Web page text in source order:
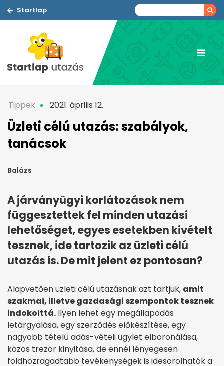
Startlap
Tippek 2021. április 12.
Üzleti célú utazás: szabályok,
tanácsok
Balázs
A járványügyi korlátozások nem
függesztettek fel minden utazási
lehetőséget, egyes esetekben kivételt
tesznek, ide tartozik az üzleti célú
utazás is. De mit jelent ez pontosan?
Alapvetően üzleti célú utazásnak azt tartjuk, amit
szakmai, illetve gazdasági szempontok tesznek
indokolttá. Ilyen lehet egy megállapodás
letárgyalása, egy szerződés előkészítése, egy
nagyobb tételű adás-vételi ügylet elboronálása,
közös trezor kinyitása, de ennél lényegesen
földhözragadtabb tevékenységek is idesorolhatók a